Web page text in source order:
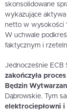
skonsolidowane
wykazujące
netto w wysokości
W uchwale
faktycznym i
Jednocześnie ECB
zakończyła
Będzin
Dąbrowskie. Tym
elektrociepłowni i